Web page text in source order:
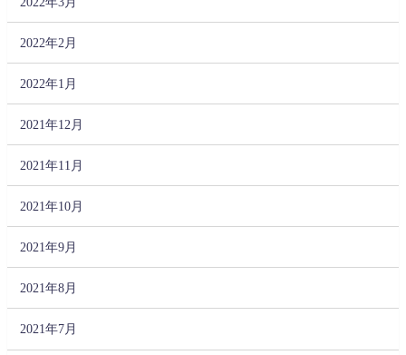
2022年2月
2022年1月
2021年12月
2021年11月
2021年10月
2021年9月
2021年8月
2021年7月